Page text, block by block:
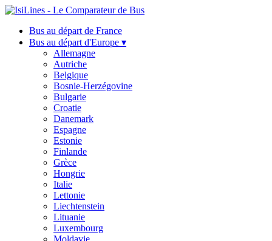
Bus au départ de France
Bus au départ d'Europe ▾
Allemagne
Autriche
Belgique
Bosnie-Herzégovine
Bulgarie
Croatie
Danemark
Espagne
Estonie
Finlande
Grèce
Hongrie
Italie
Lettonie
Liechtenstein
Lituanie
Luxembourg
Moldavie